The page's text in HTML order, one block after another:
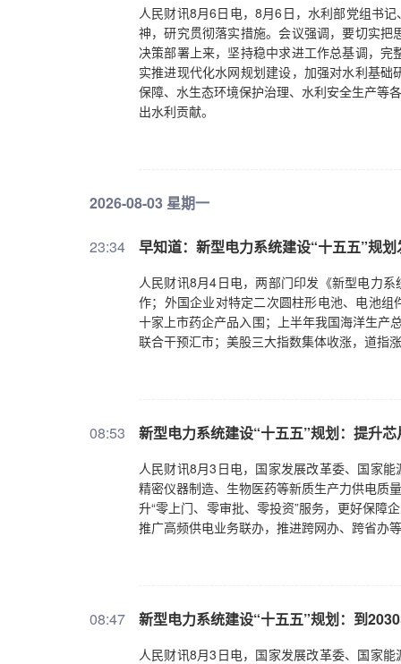
人民财讯8月6日电，8月6日，水利部党组书
神，研究贯彻落实措施。会议强调，要切实
决策部署上来，坚持稳中求进工作总基调，
实推进现代化水网规划建设，加强对水利基
保障、水生态环境保护治理、水利安全生产等
出水利贡献。
2026-08-03 星期一
23:34 早知道：新型电力系统建设“十五五”规
人民财讯8月4日电，两部门印发《新型电力
作；外国企业对特定二次圆柱形电池、电池
十家上市药企产品入围；上半年我国海洋生产
联合干预汇市；美股三大指数集体收涨，道指
08:53 新型电力系统建设“十五五”规划：提升
人民财讯8月3日电，国家发展改革委、国家
精密仪器制造、生物医药等新质生产力供电质
升“零上门、零审批、零投资”服务，更好保障
推广高频供电业务联办，推进跨网办、跨省办
08:47 新型电力系统建设“十五五”规划：到
人民财讯8月3日电，国家发展改革委、国家